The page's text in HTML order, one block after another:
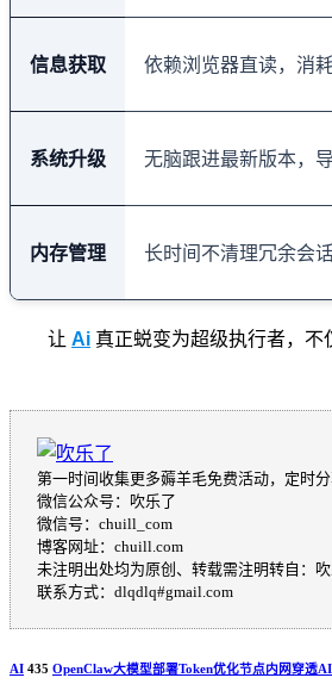
信息获取 依赖浏览器直读，消
系统升级 无脑跟进最新版本，
内存管理 长时间不清理冗余会
让 Ai 真正蜕变为超级执行者，不
第一时间收集更多薅羊毛免费活动，定时
微信公众号：吹乐了
微信号：chuill_com
博客网址：chuill.com
未注明出处均为原创、转载需注明转自：
联系方式：dlqdlq#gmail.com
AI 435 OpenClaw大模型部署Token优化节点内网穿透